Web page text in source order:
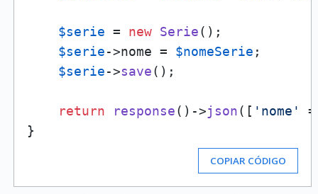
$serie = new Serie();
$serie->nome = $nomeSerie ;
$serie->save();
return response()->json([ 'nome'
COPIAR CÓDIGO